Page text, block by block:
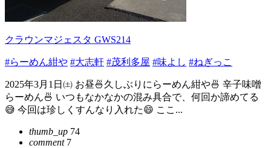
クラウンマジェスタ GWS214
#らーめん紺や #大志軒 #茂利多屋 #味よし #ねぎっこ
2025年3月1日㈯ お昼🍜久しぶりにらーめん紺や🍜 辛子味噌
らーめん🍜 いつもなかなかの混み具合で、何回か諦めてる
😅 今回は珍しくすんなり入れた😄 ここ...
thumb_up 74
comment7